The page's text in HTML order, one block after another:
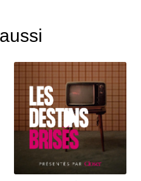
auto du 1er juillet 2020
Tiguan s’offre un nouveau look et
motorisations. On fait le p...
L'actu auto du 30 juin 2020
A 6 ANS
ce mardi sur la nouvelle Citroën
également des 110 km/h su...